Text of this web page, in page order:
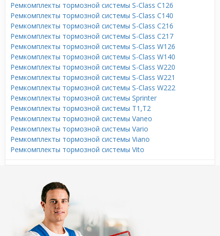
Ремкомплекты тормозной системы S-Class C126
Ремкомплекты тормозной системы S-Class C140
Ремкомплекты тормозной системы S-Class C216
Ремкомплекты тормозной системы S-Class C217
Ремкомплекты тормозной системы S-Class W126
Ремкомплекты тормозной системы S-Class W140
Ремкомплекты тормозной системы S-Class W220
Ремкомплекты тормозной системы S-Class W221
Ремкомплекты тормозной системы S-Class W222
Ремкомплекты тормозной системы Sprinter
Ремкомплекты тормозной системы T1,T2
Ремкомплекты тормозной системы Vaneo
Ремкомплекты тормозной системы Vario
Ремкомплекты тормозной системы Viano
Ремкомплекты тормозной системы Vito